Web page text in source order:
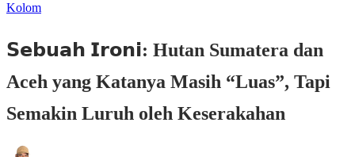
Kolom
𝗦𝗲𝗯𝘂𝗮𝗵 𝗜𝗿𝗼𝗻𝗶: Hutan Sumatera dan
Aceh yang Katanya Masih “Luas”, Tapi
Semakin Luruh oleh Keserakahan